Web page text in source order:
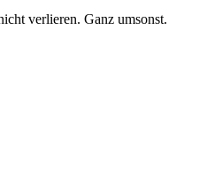
verlieren. Ganz umsonst.